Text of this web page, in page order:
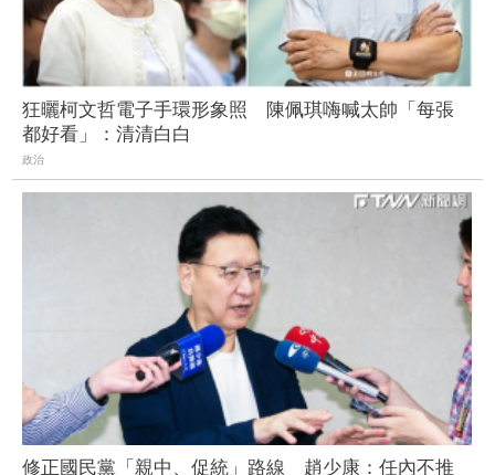
狂曬柯文哲電子手環形象照 陳佩琪嗨喊太帥「每張
都好看」：清清白白
政治
修正國民黨「親中、促統」路線 趙少康：任內不推